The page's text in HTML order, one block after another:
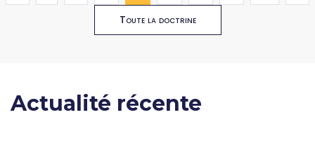
Toute la doctrine
Actualité récente